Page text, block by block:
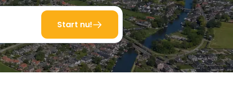
Start nu!